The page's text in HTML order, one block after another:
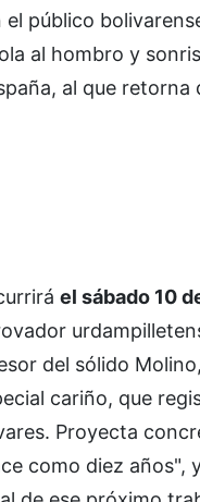
público
al hombro y
al que
el sábado 10
del sólido
cariño, que
Proyecta
como diez